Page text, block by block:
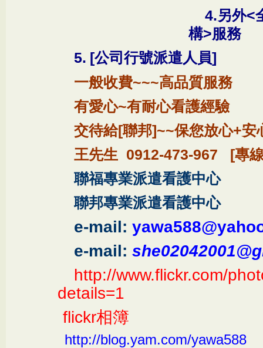
4.另外<
構>服務
5. [公司行號派遣人員]
一般收費~~~高品質服務
有愛心~有耐心看護經驗
交待給[聯邦]~~保您放心+安
王先生 0912-473-967 [專
聯福專業派遣看護中心
聯邦專業派遣看護中心
e-mail:
e-mail:
http://www.flickr.com/
details=1
flickr相簿
http://blog.yam.com/yawa588